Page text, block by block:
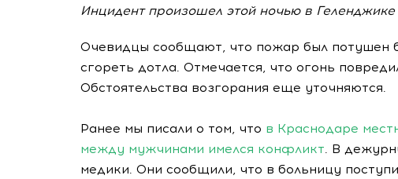
Инцидент произошел этой ночью в
Очевидцы сообщают, что пожар был потушен
сгореть дотла. Отмечается, что огонь
Обстоятельства возгорания еще уточняются.
Ранее мы писали о том, что в Краснодаре
между мужчинами имелся конфликт . В
медики. Они сообщили, что в больницу